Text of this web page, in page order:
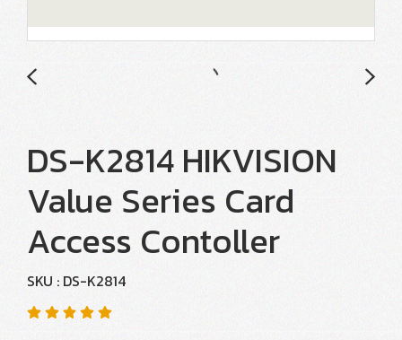
DS-K2814 HIKVISION
Value Series Card
Access Contoller
SKU : DS-K2814